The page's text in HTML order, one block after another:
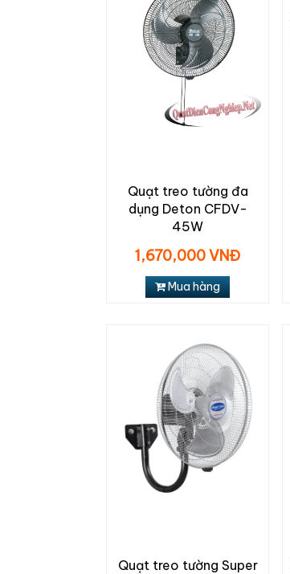
Quạt treo tường đa
dụng Deton CFDV-
45W
1,670,000 VNĐ
Mua hàng
Quạt treo tường Super